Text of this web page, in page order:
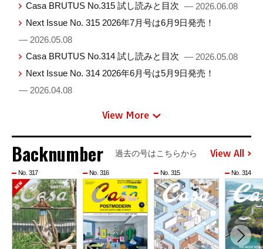
Casa BRUTUS No.315 試し読みと目次 — 2026.06.08
Next Issue No. 315 2026年7月号は6月9日発売！
— 2026.05.08
Casa BRUTUS No.314 試し読みと目次 — 2026.05.08
Next Issue No. 314 2026年6月号は5月9日発売！
— 2026.04.08
View More
Backnumber 過去の号はこちらから View All
No. 317 No. 316 No. 315 No. 314